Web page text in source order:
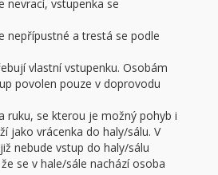
nevrací, vstupenka se
nepřípustné a trestá se podle
vlastní vstupenku. Osobám
povolen pouze v doprovodu
ruku, se kterou je možný pohyb i
jako vrácenka do haly/sálu. V
nebude vstup do haly/sálu
se v hale/sále nachází osoba